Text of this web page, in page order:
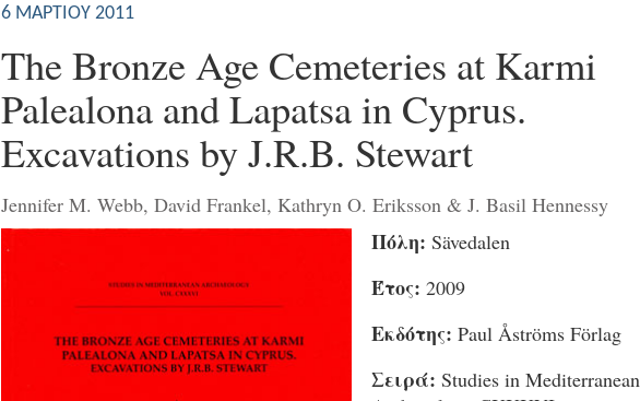
6 ΜΑΡΤΊΟΥ 2011
The Bronze Age Cemeteries at Karmi
Palealona and Lapatsa in Cyprus.
Excavations by J.R.B. Stewart
Jennifer M. Webb, David Frankel, Kathryn O. Eriksson & J. Basil Hennessy
Πόλη: Sävedalen
Έτος: 2009
Εκδότης: Paul Åströms Förlag
Σειρά: Studies in Mediterranean